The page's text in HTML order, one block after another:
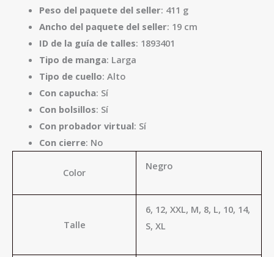
Peso del paquete del seller: 411 g
Ancho del paquete del seller: 19 cm
ID de la guía de talles: 1893401
Tipo de manga: Larga
Tipo de cuello: Alto
Con capucha: Sí
Con bolsillos: Sí
Con probador virtual: Sí
Con cierre: No
Color
Negro
Talle
6, 12, XXL, M, 8, L, 10, 14,
S, XL